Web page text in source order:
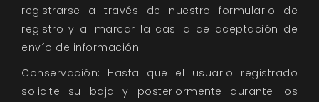
registrarse a través de nuestro formulario de
registro y al marcar la casilla de aceptación de
envío de información.
Conservación: Hasta que el usuario registrado
solicite su baja y posteriormente durante los